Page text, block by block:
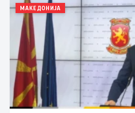
МАКЕДОНИЈА